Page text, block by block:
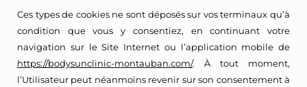
Ces types de cookies ne sont déposés sur vos terminaux qu’à
condition que vous y consentiez, en continuant votre
navigation sur le Site Internet ou l’application mobile de
https://bodysunclinic-montauban.com/. À tout moment,
l’Utilisateur peut néanmoins revenir sur son consentement à